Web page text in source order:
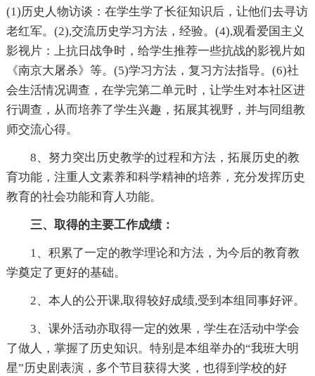
(1)历史人物访谈：在学生学了长征知识后，让他们去寻访
老红军。(2),交流历史学习方法，经验。(4),观看爱国主义
影视片：上抗日战争时，给学生推荐一些抗战的影视片如
《南京大屠杀》等。(5)学习方法，复习方法指导。(6)社
会生活情况调查，在学完第二单元时，让学生对本社区进
行调查，从而培养了学生兴趣，拓展其视野，并与同组教
师交流心得。
8、努力突出历史教学的过程和方法，拓展历史的教
育功能，注重人文素养和科学精神的培养，充分发挥历史
教育的社会功能和育人功能。
三、取得的主要工作成绩：
1、积累了一定的教学理论和方法，为今后的教育教
学奠定了更好的基础。
2、本人的公开课,取得较好成绩,受到本组同事好评。
3、课外活动亦取得一定的效果，学生在活动中学会
了做人，掌握了历史知识。特别是本组举办的“我班大明
星”历史剧表演，多个节目获得大奖，也得到学校的好